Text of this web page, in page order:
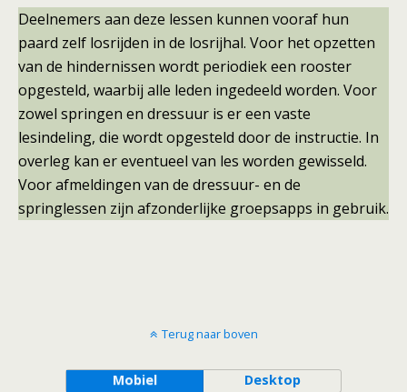
Deelnemers aan deze lessen kunnen vooraf hun
paard zelf losrijden in de losrijhal. Voor het opzetten
van de hindernissen wordt periodiek een rooster
opgesteld, waarbij alle leden ingedeeld worden. Voor
zowel springen en dressuur is er een vaste
lesindeling, die wordt opgesteld door de instructie. In
overleg kan er eventueel van les worden gewisseld.
Voor afmeldingen van de dressuur- en de
springlessen zijn afzonderlijke groepsapps in gebruik.
Terug naar boven
Mobiel Desktop